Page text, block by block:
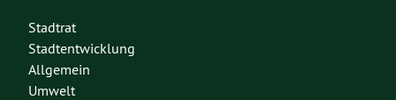
Stadtrat
Stadtentwicklung
Allgemein
Umwelt